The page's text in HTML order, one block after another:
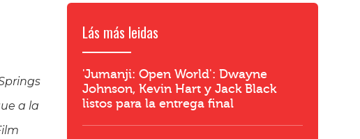
a la
Lás más leidas
'Jumanji: Open World': Dwayne
Johnson, Kevin Hart y Jack Black
listos para la entrega final